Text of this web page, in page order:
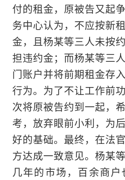
付的租金，原被告又起
务中心认为，不应按新
金，且杨某等三人未按
担违约金；而杨某等三
门账户并将前期租金存
行为。为了不让工作前
次将原被告约到一起，
考，放弃眼前小利，为
好的基础。最终，在法
方达成一致意见。杨某
几年的市场，百余商